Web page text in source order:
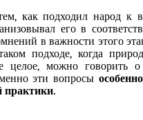
как подходил народ к
его в
в важности этого
подходе, когда
целое, можно говорить о
эти вопросы
практики.